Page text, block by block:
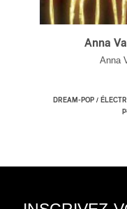
Anna
Anna
DREAM-POP /